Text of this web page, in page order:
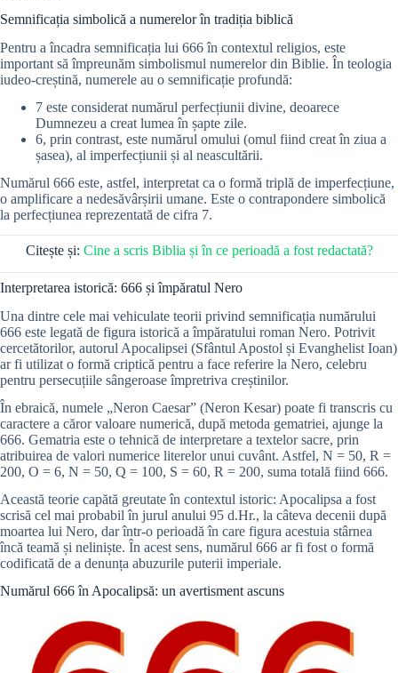
Semnificația simbolică a numerelor în tradiția biblică
Pentru a încadra semnificația lui 666 în contextul religios, este
important să împreunăm simbolismul numerelor din Biblie. În teologia
iudeo-creștină, numerele au o semnificație profundă:
7 este considerat numărul perfecțiunii divine, deoarece
Dumnezeu a creat lumea în șapte zile.
6, prin contrast, este numărul omului (omul fiind creat în ziua a
șasea), al imperfecțiunii și al neascultării.
Numărul 666 este, astfel, interpretat ca o formă triplă de imperfecțiune,
o amplificare a nedesăvârșirii umane. Este o contrapondere simbolică
la perfecțiunea reprezentată de cifra 7.
Citește și: Cine a scris Biblia și în ce perioadă a fost redactată?
Interpretarea istorică: 666 și împăratul Nero
Una dintre cele mai vehiculate teorii privind semnificația numărului
666 este legată de figura istorică a împăratului roman Nero. Potrivit
cercetătorilor, autorul Apocalipsei (Sfântul Apostol și Evanghelist Ioan)
ar fi utilizat o formă criptică pentru a face referire la Nero, celebru
pentru persecuțiile sângeroase împretriva creștinilor.
În ebraică, numele „Neron Caesar” (Neron Kesar) poate fi transcris cu
caractere a căror valoare numerică, după metoda gematriei, ajunge la
666. Gematria este o tehnică de interpretare a textelor sacre, prin
atribuirea de valori numerice literelor unui cuvânt. Astfel, N = 50, R =
200, O = 6, N = 50, Q = 100, S = 60, R = 200, suma totală fiind 666.
Această teorie capătă greutate în contextul istoric: Apocalipsa a fost
scrisă cel mai probabil în jurul anului 95 d.Hr., la câteva decenii după
moartea lui Nero, dar într-o perioadă în care figura acestuia stârnea
încă teamă și neliniște. În acest sens, numărul 666 ar fi fost o formă
codificată de a denunța abuzurile puterii imperiale.
Numărul 666 în Apocalipsă: un avertisment ascuns